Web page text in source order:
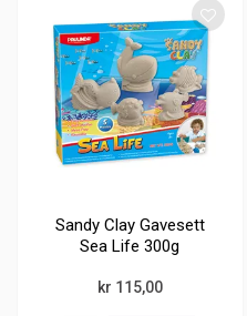
Sandy Clay Gavesett
Sea Life 300g
kr 115,00